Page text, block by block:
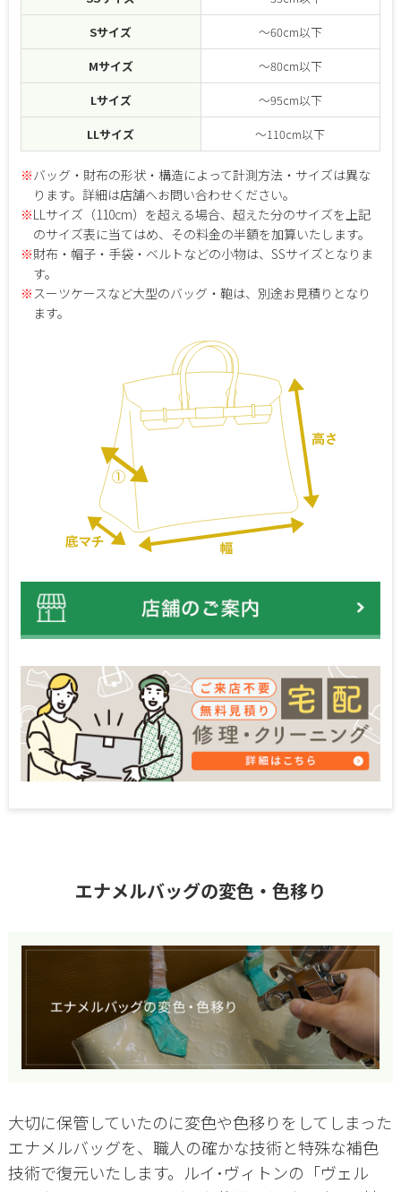
Sサイズ
～60cm以下
Mサイズ
～80cm以下
Lサイズ
～95cm以下
LLサイズ
～110cm以下
※バッグ・財布の形状・構造によって計測方法・サイズは異な
ります。詳細は店舗へお問い合わせください。
※LLサイズ（110cm）を超える場合、超えた分のサイズを上記
のサイズ表に当てはめ、その料金の半額を加算いたします。
※財布・帽子・手袋・ベルトなどの小物は、SSサイズとなりま
す。
※スーツケースなど大型のバッグ・鞄は、別途お見積りとなり
ます。
エナメルバッグの変色・色移り
大切に保管していたのに変色や色移りをしてしまった
エナメルバッグを、職人の確かな技術と特殊な補色
技術で復元いたします。ルイ･ヴィトンの「ヴェル